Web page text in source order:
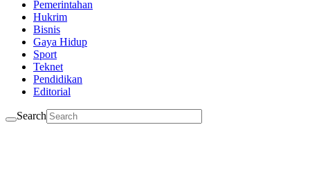
Pemerintahan
Hukrim
Bisnis
Gaya Hidup
Sport
Teknet
Pendidikan
Editorial
Search